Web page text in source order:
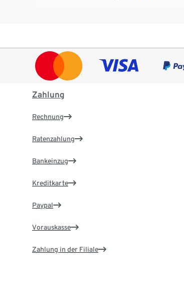
Zahlung
Rechnung
Ratenzahlung
Bankeinzug
Kreditkarte
Paypal
Vorauskasse
Zahlung in der Filiale